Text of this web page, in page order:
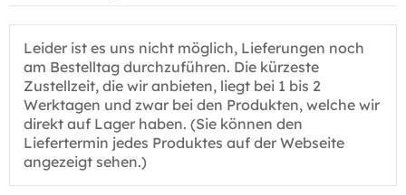
Leider ist es uns nicht möglich, Lieferungen noch
am Bestelltag durchzuführen. Die kürzeste
Zustellzeit, die wir anbieten, liegt bei 1 bis 2
Werktagen und zwar bei den Produkten, welche wir
direkt auf Lager haben. (Sie können den
Liefertermin jedes Produktes auf der Webseite
angezeigt sehen.)